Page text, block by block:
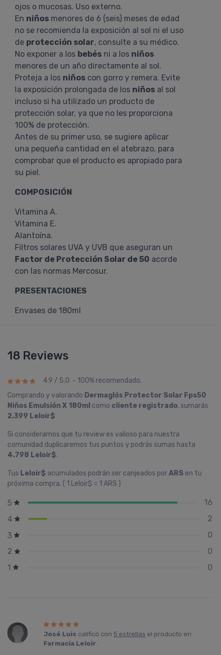
ojos o mucosas. Uso externo.
En niños menores de 6 (seis) meses de edad
no se recomienda la exposición al sol ni el uso
de protección solar, consulte a su médico.
No exponer a los bebés ni a los niños
menores de un año directamente al sol.
Proteja a los niños con gorro y remera. Evite
la exposición prolongada de los niños al sol
incluso si ha utilizado un producto de
protección solar, ya que no les proporciona
100% de protección.
Antes de su primer uso, se sugiere aplicar
una pequeña cantidad en el atebrazo, para
comprobar que el producto es apropiado para
su piel.
COMPOSICIÓN
Vitamina A.
Vitamina E.
Alantoína.
Filtros solares UVA y UVB que aseguran un
Factor de Protección Solar de 50 acorde
con las normas Mercosur.
PRESENTACIONES
Envases de 180ml
18 Reviews
4.9 / 5.0 - 100% recomendado.
Comprando y valorando Dermaglós Protector Solar Fps50
Niños Emulsión X 180ml como cliente registrado, sumarás
2.399 Leloir$
Si consideramos que tu review es valioso para nuestra
comunidad duplicaremos tus puntos y podrás sumas hasta
4.798 Leloir$.
Tus Leloir$ acumulados podrán ser canjeados porARS en tu
próxima compra. ( 1 Leloir$ = 1 ARS )
5
16
4
2
3
0
2
0
1
0
José Luis calificó con 5 estrellas el producto en
Farmacia Leloir.